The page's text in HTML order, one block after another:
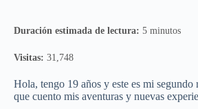
Duración estimada de lectura: 5 minutos
Visitas: 31,748
Hola, tengo 19 años y este es mi segundo
que cuento mis aventuras y nuevas